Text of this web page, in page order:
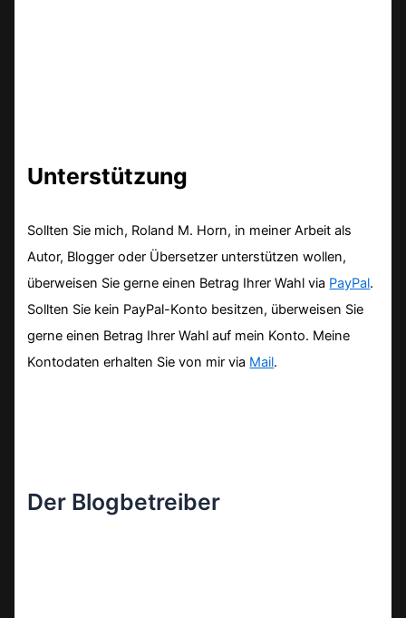
Unterstützung
Sollten Sie mich, Roland M. Horn, in meiner Arbeit als
Autor, Blogger oder Übersetzer unterstützen wollen,
überweisen Sie gerne einen Betrag Ihrer Wahl via PayPal.
Sollten Sie kein PayPal-Konto besitzen, überweisen Sie
gerne einen Betrag Ihrer Wahl auf mein Konto. Meine
Kontodaten erhalten Sie von mir via Mail.
Der Blogbetreiber